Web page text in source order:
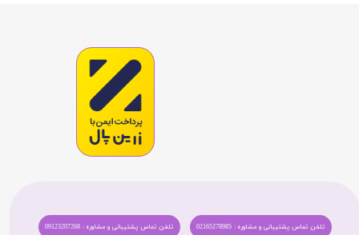
تلفن تماس پشتیبانی و مشاوره : 09123207268 تلفن تماس پشتیبانی و مشاوره : 02165278985